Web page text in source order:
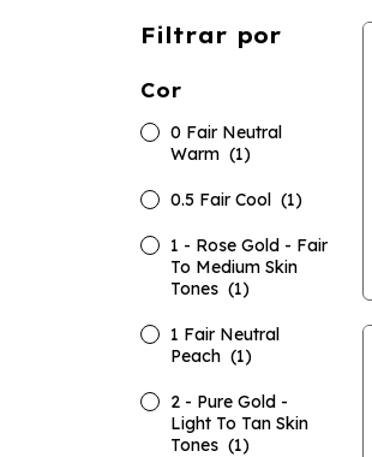
Filtrar por
Cor
0 Fair Neutral
Warm (1)
0.5 Fair Cool (1)
1 - Rose Gold - Fair
To Medium Skin
Tones (1)
1 Fair Neutral
Peach (1)
2 - Pure Gold -
Light To Tan Skin
Tones (1)